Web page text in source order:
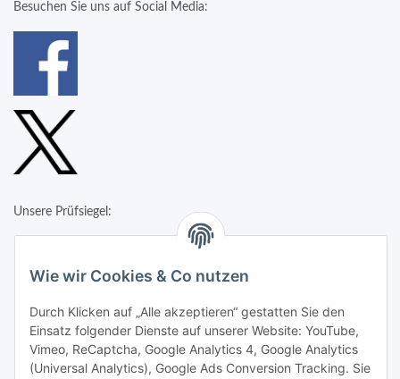
Besuchen Sie uns auf Social Media:
Unsere Prüfsiegel:
Wie wir Cookies & Co nutzen
Durch Klicken auf „Alle akzeptieren“ gestatten Sie den
Einsatz folgender Dienste auf unserer Website: YouTube,
Vimeo, ReCaptcha, Google Analytics 4, Google Analytics
(Universal Analytics), Google Ads Conversion Tracking. Sie